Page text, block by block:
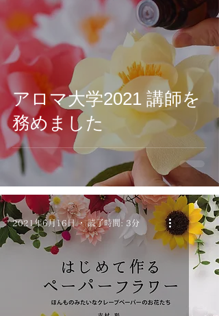
アロマ大学2021 講師を
務めました
2021年6月16日 読了時間: 3分